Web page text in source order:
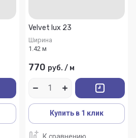
Velvet lux 23
Ширина
1.42 м
770 руб. / м
Купить в 1 клик
К сравнению